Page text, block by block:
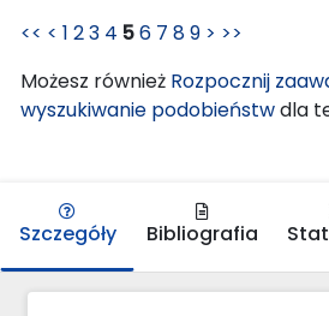
<< < 1 23 4 56 7 89 > >>
Możesz również Rozpocznij
wyszukiwanie podobieństwdla
Szczegóły Bibliografia